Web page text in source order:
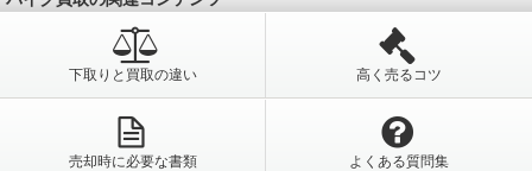
下取りと買取の違い 高く売るコツ
売却時に必要な書類 よくある質問集